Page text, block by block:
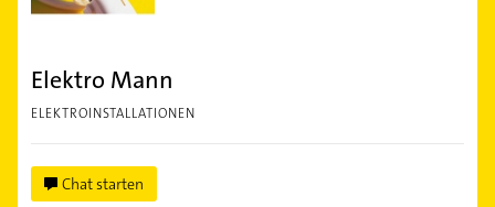
Elektro Mann
ELEKTROINSTALLATIONEN
Chat starten